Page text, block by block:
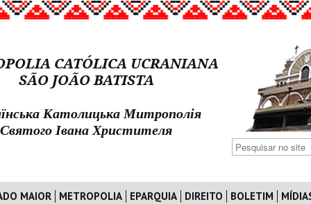
CATÓLICA UCRANIANA
SÃO JOÃO BATISTA
Католицька Митрополія
Святого Івана Христителя
MAIOR METROPOLIA EPARQUIA DIREITO BOLETIM